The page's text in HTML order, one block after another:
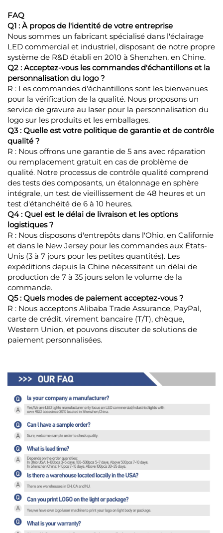
FAQ
Q1 : À propos de l'identité de votre entreprise
Nous sommes un fabricant spécialisé dans l'éclairage
LED commercial et industriel, disposant de notre propre
système de R&D établi en 2010 à Shenzhen, en Chine.
Q2 : Acceptez-vous les commandes d'échantillons et la
personnalisation du logo ?
R : Les commandes d'échantillons sont les bienvenues
pour la vérification de la qualité. Nous proposons un
service de gravure au laser pour la personnalisation du
logo sur les produits et les emballages.
Q3 : Quelle est votre politique de garantie et de contrôle
qualité ?
R : Nous offrons une garantie de 5 ans avec réparation
ou remplacement gratuit en cas de problème de
qualité. Notre processus de contrôle qualité comprend
des tests des composants, un étalonnage en sphère
intégrale, un test de vieillissement de 48 heures et un
test d'étanchéité de 6 à 10 heures.
Q4 : Quel est le délai de livraison et les options
logistiques ?
R : Nous disposons d'entrepôts dans l'Ohio, en Californie
et dans le New Jersey pour les commandes aux États-
Unis (3 à 7 jours pour les petites quantités). Les
expéditions depuis la Chine nécessitent un délai de
production de 7 à 35 jours selon le volume de la
commande.
Q5 : Quels modes de paiement acceptez-vous ?
R : Nous acceptons Alibaba Trade Assurance, PayPal,
carte de crédit, virement bancaire (T/T), chèque,
Western Union, et pouvons discuter de solutions de
paiement personnalisées.